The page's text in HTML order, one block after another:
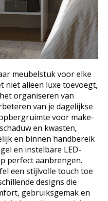
meubelstuk voor elke
niet alleen luxe toevoegt,
organiseren van
van je dagelijkse
voor make-
en kwasten,
en binnen handbereik
en instelbare LED-
perfect aanbrengen.
een stijlvolle touch toe
designs die
gebruiksgemak en